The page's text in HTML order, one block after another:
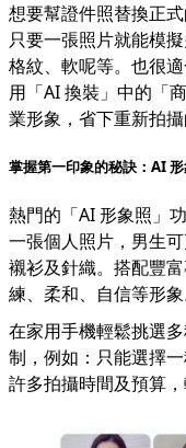
想要幫證件照替換正
只要一張照片就能模
格紋、軟呢等。也很
用「AI 換裝」中的「
業形象，省下重新拍攝
掌握第一印象的秘訣：AI
熱門的「AI 形象照」
一張個人照片，男生
襯衫及針織。搭配豐
練、柔和、自信等形象
在家用手機輕鬆挑選
制，例如：只能選擇
許多拍攝時間及預算